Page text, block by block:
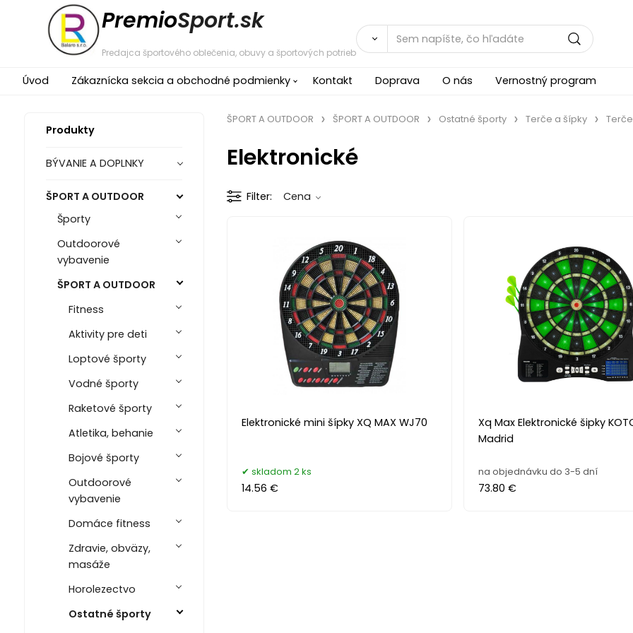
PremioSport.sk
Predajca športového oblečenia, obuvy a športových potrieb
Úvod Zákaznícka sekcia a obchodné podmienky Kontakt Doprava O nás Vernostný program
Produkty
BÝVANIE A DOPLNKY
ŠPORT A OUTDOOR
Športy
Outdoorové
vybavenie
ŠPORT A OUTDOOR
Fitness
Aktivity pre deti
Loptové športy
Vodné športy
Raketové športy
Atletika, behanie
Bojové športy
Outdoorové
vybavenie
Domáce fitness
Zdravie, obväzy,
masáže
Horolezectvo
Ostatné športy
ŠPORT A OUTDOOR ŠPORT A OUTDOOR Ostatné športy Terče a šípky Terče
Elektronické
Filter Cena
Elektronické mini šípky XQ MAX WJ70
skladom 2 ks
14.56 €
Xq Max Elektronické šipky
Madrid
na objednávku do 3-5 dní
73.80 €